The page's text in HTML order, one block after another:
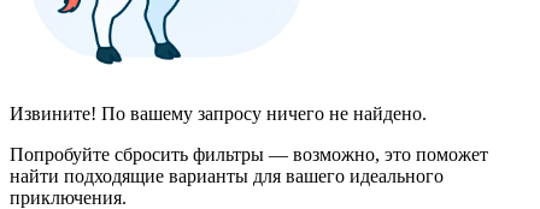
Извините! По вашему запросу ничего не найдено.
Попробуйте сбросить фильтры — возможно, это поможет
найти подходящие варианты для вашего идеального
приключения.